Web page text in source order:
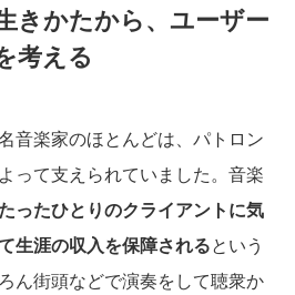
きかたから、ユーザー
考える
音楽家のほとんどは、パトロン
って支えられていました。音楽
たったひとりのクライアントに気
生涯の収入を保障されるという
ん街頭などで演奏をして聴衆か